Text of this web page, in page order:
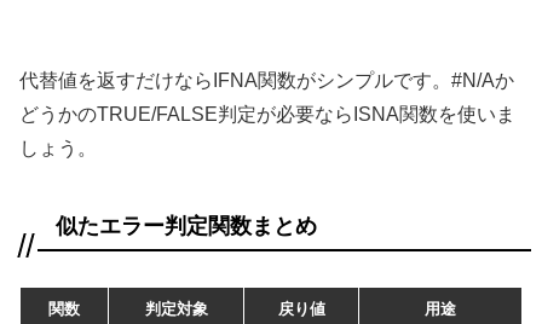
代替値を返すだけならIFNA関数がシンプルです。#N/Aか
どうかのTRUE/FALSE判定が必要ならISNA関数を使いま
しょう。
似たエラー判定関数まとめ
関数 判定対象 戻り値 用途